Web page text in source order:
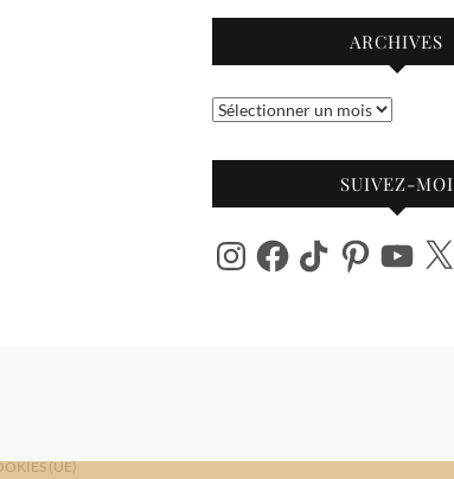
ARCHIVES
Archives
SUIVEZ-MOI
InstagramFacebook
TikTok PinterestYouTube
X
(UE)